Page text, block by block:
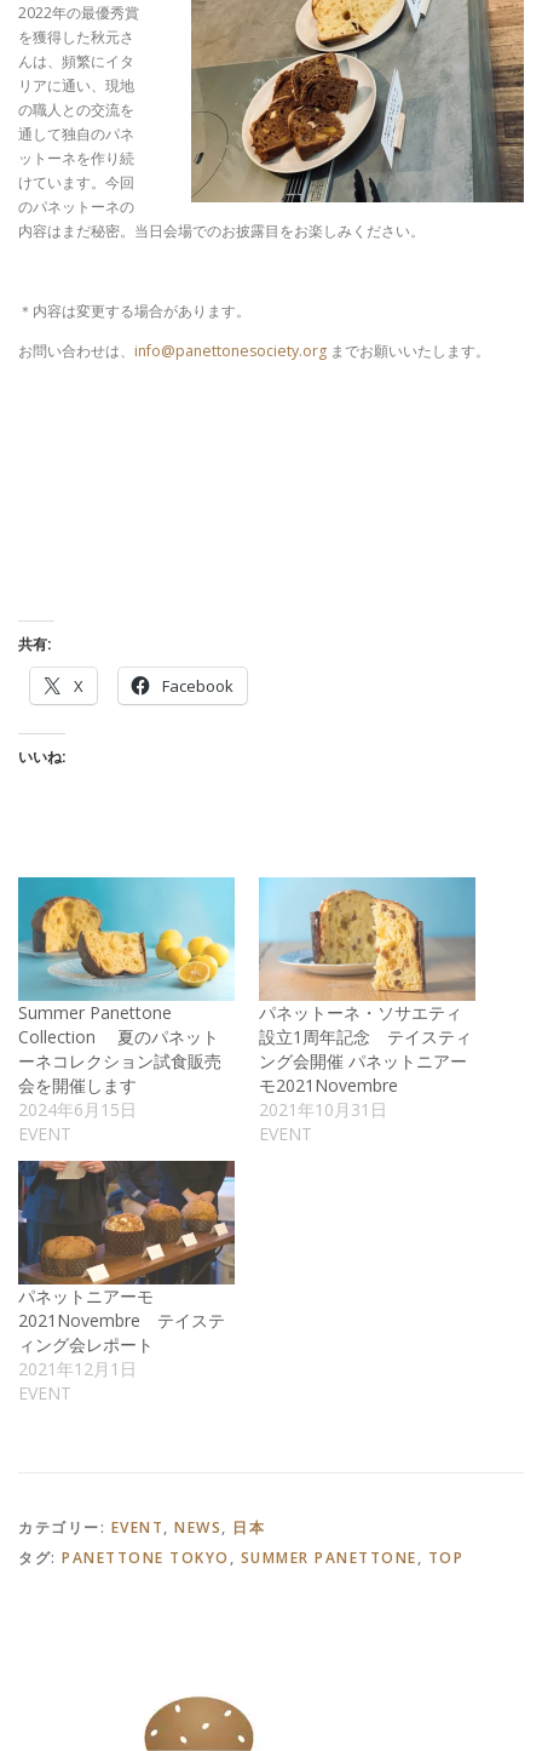
2022年の最優秀賞
を獲得した秋元さ
んは、頻繁にイタ
リアに通い、現地
の職人との交流を
通して独自のパネ
ットーネを作り続
けています。今回
のパネットーネの
内容はまだ秘密。当日会場でのお披露目をお楽しみください。
＊内容は変更する場合があります。
お問い合わせは、 info@panettonesociety.org までお願いいたします。
共有:
X Facebook
いいね:
Summer Panettone
Collection 夏のパネット
ーネコレクション試食販売
会を開催します
2024年6月15日
EVENT
パネットーネ・ソサエティ
設立1周年記念 テイスティ
ング会開催 パネットニアー
モ2021Novembre
2021年10月31日
EVENT
パネットニアーモ
2021Novembre テイステ
ィング会レポート
2021年12月1日
EVENT
カテゴリー: EVENT, NEWS, 日本
タグ: PANETTONE TOKYO , SUMMER PANETTONE, TOP